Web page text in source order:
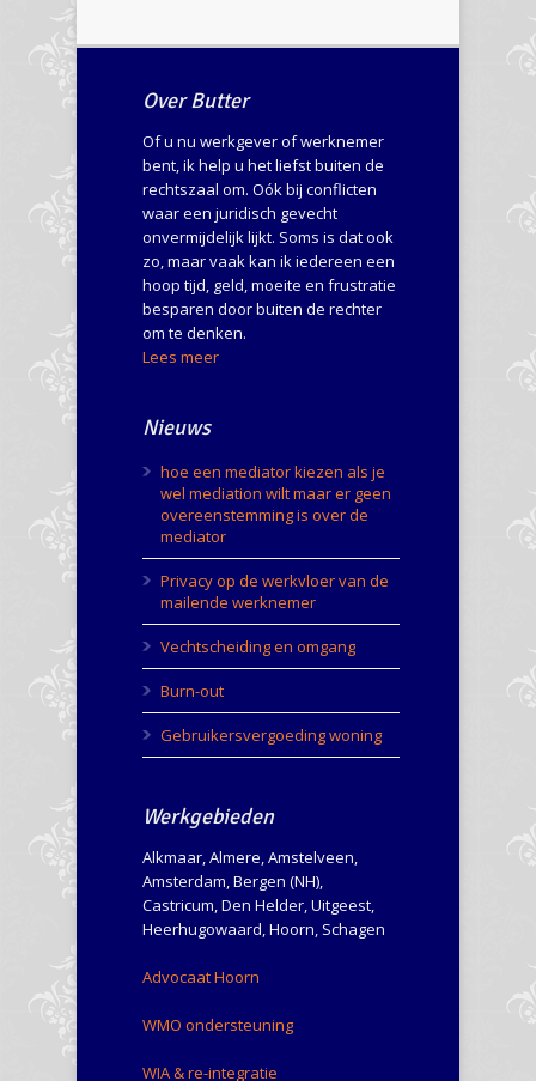
Over Butter
Of u nu werkgever of werknemer
bent, ik help u het liefst buiten de
rechtszaal om. Oók bij conflicten
waar een juridisch gevecht
onvermijdelijk lijkt. Soms is dat ook
zo, maar vaak kan ik iedereen een
hoop tijd, geld, moeite en frustratie
besparen door buiten de rechter
om te denken.
Lees meer
Nieuws
hoe een mediator kiezen als je
wel mediation wilt maar er geen
overeenstemming is over de
mediator
Privacy op de werkvloer van de
mailende werknemer
Vechtscheiding en omgang
Burn-out
Gebruikersvergoeding woning
Werkgebieden
Alkmaar, Almere, Amstelveen,
Amsterdam, Bergen (NH),
Castricum, Den Helder, Uitgeest,
Heerhugowaard, Hoorn, Schagen
Advocaat Hoorn
WMO ondersteuning
WIA & re-integratie